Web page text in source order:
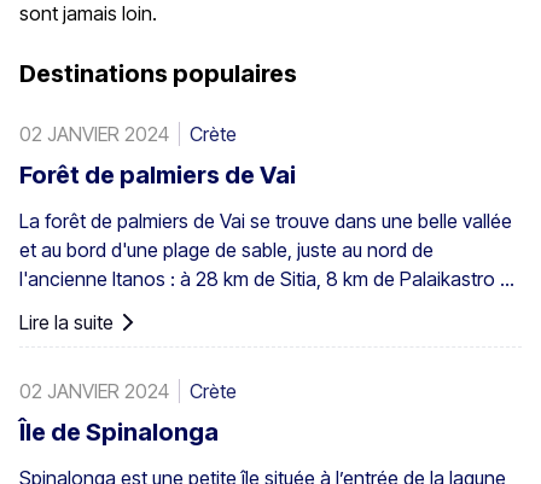
sont jamais loin.
Destinations populaires
02 JANVIER 2024 Crète
Forêt de palmiers de Vai
La forêt de palmiers de Vai se trouve dans une belle vallée
et au bord d'une plage de sable, juste au nord de
l'ancienne Itanos : à 28 km de Sitia, 8 km de Palaikastro et
6 km de Toplou par leurs routes respectives. Couvrant 200
stremmata (50 acres), elle est composée de palmiers de
seulement en Grèce mais aussi dans toute l'Europe. Un
peuplement assez important existe également à Preveli,
avec de plus petits groupes ailleurs, par exemple à Agios
Lire la suite
02 JANVIER 2024 Crète
Île de Spinalonga
Spinalonga est une petite île située à l’entrée de la lagune